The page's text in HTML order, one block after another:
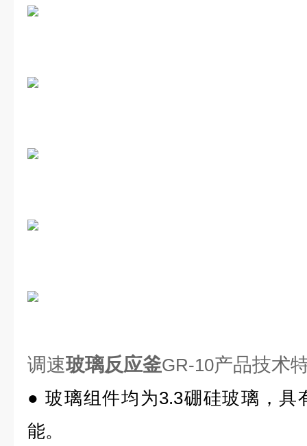
调速玻璃反应釜GR-10产品技术
●玻璃组件均为3.3硼硅玻璃，具
能。